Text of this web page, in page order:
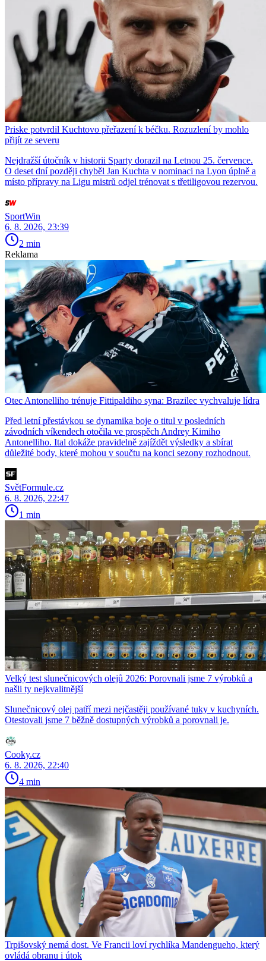
Priske potvrdil Kuchtovo přeřazení k béčku. Rozuzlení by mohlo
přijít ze severu
Nejdražší útočník v historii Sparty dorazil na Letnou 25. července.
O deset dní později chyběl Jan Kuchta v nominaci na Lyon úplně a
místo přípravy na Ligu mistrů odjel trénovat s třetiligovou rezervou.
SportWin
6. 8. 2026, 23:39
2 min
Reklama
Otec Antonelliho trénuje Fittipaldiho syna: Brazilec vychvaluje lídra
Před letní přestávkou se dynamika boje o titul v posledních
závodních víkendech otočila ve prospěch Andrey Kimiho
Antonelliho. Ital dokáže pravidelně zajíždět výsledky a sbírat
důležité body, které mohou v součtu na konci sezony rozhodnout.
SvětFormule.cz
6. 8. 2026, 22:47
1 min
Velký test slunečnicových olejů 2026: Porovnali jsme 7 výrobků a
našli ty nejkvalitnější
Slunečnicový olej patří mezi nejčastěji používané tuky v kuchyních.
Otestovali jsme 7 běžně dostupných výrobků a porovnali je.
Cooky.cz
6. 8. 2026, 22:40
4 min
Trpišovský nemá dost. Ve Francii loví rychlíka Mandengueho, který
ovládá obranu i útok